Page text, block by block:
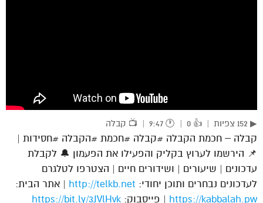
▶ 152 צפיות |
👍 0
|
🕐 9:47
| 📺 קבלה
קבלה – חכמת הקבלה #קבלה #חכמת #הקבלה #חסידות |
📌 הירשמו לערוץ בקליק והפעילו את הפעמון 🔔 לקבלת
עדכונים | שיעורים | ושידורים חיים | הצטרפו לטלגרם
לעדכונים נבחרים ותוכן יחודי: http://telkb.net | אתר הבית:
https://kabbalah.pw | פייסבוק: https://bit.ly/3JVlHvk